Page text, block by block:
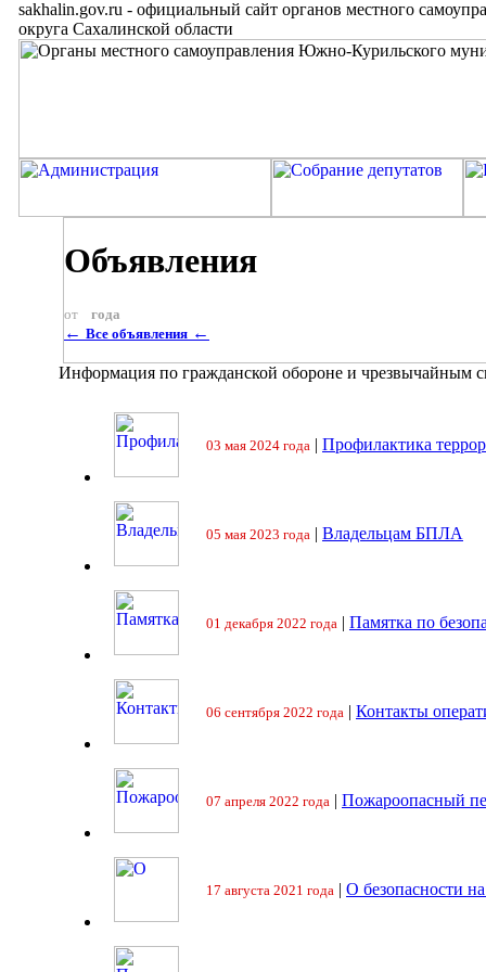
sakhalin.gov.ru - официальный сайт органов местного
округа Сахалинской области
Объявления
от года
← Все объявления ←
Информация по гражданской обороне и чрезвычайным
03 мая 2024 года | Профилактика
05 мая 2023 года | Владельцам БПЛА
01 декабря 2022 года | Памятка по
06 сентября 2022 года | Контакты
07 апреля 2022 года | Пожароопасный
17 августа 2021 года | О безопасности